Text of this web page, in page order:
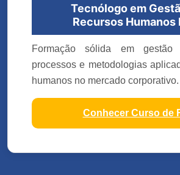
Tecnólogo em
Recursos Humanos
Formação sólida em gestão
processos e metodologias
humanos no mercado corporativo.
Conhecer Curso de